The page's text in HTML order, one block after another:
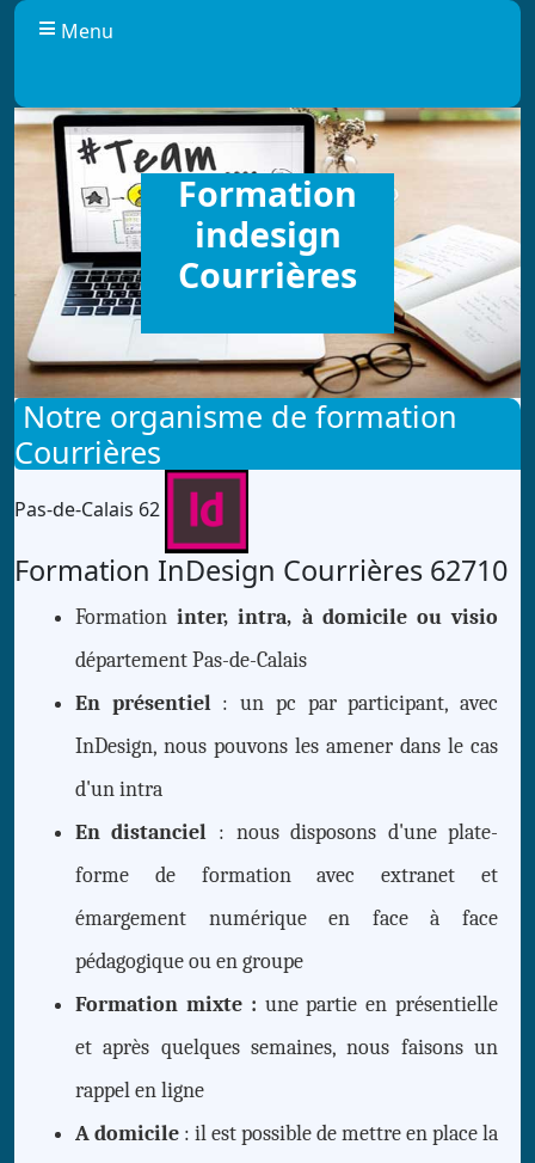
Menu
Formation
indesign
Courrières
Notre organisme de formation
Courrières
Pas-de-Calais 62
Formation InDesign Courrières 62710
Formationinter, intra, à domicile ou visio
département Pas-de-Calais
En présentiel: un pc par participant, avec
InDesign, nous pouvons les amener dans le cas
d'un intra
En distanciel : nous disposons d'une plate-
forme de formation avec extranet et
émargement numérique en face à face
pédagogique ou en groupe
Formation mixte : une partie en présentielle
et après quelques semaines, nous faisons un
rappel en ligne
A domicile: il est possible de mettre en place la
Panneau de gestion des cookies